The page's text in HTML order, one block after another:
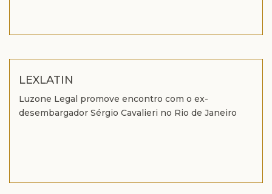
LEXLATIN
Luzone Legal promove encontro com o ex-
desembargador Sérgio Cavalieri no Rio de Janeiro